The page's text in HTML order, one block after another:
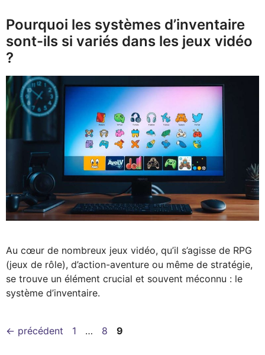
Pourquoi les systèmes d’inventaire
sont-ils si variés dans les jeux vidéo
?
Au cœur de nombreux jeux vidéo, qu’il s’agisse de RPG
(jeux de rôle), d’action-aventure ou même de stratégie,
se trouve un élément crucial et souvent méconnu : le
système d’inventaire.
← précédent Page
1 … Page
8 Page
9